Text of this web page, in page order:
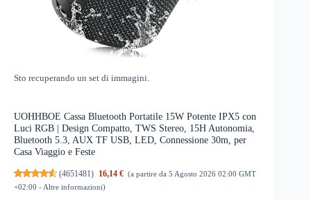
Sto recuperando un set di immagini.
UOHHBOE Cassa Bluetooth Portatile 15W Potente IPX5 con
Luci RGB | Design Compatto, TWS Stereo, 15H Autonomia,
Bluetooth 5.3, AUX TF USB, LED, Connessione 30m, per
Casa Viaggio e Feste
(4651481) 16,14 € (a partire da 5 Agosto 2026 02:00 GMT
+02:00 - Altre informazioni)